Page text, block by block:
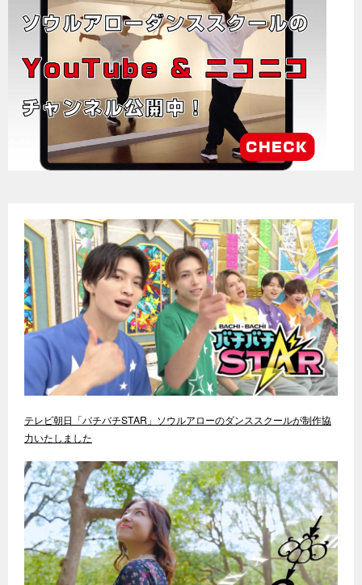
テレビ朝日「バチバチSTAR」ソウルアローのダンススクールが制作協
力いたしました